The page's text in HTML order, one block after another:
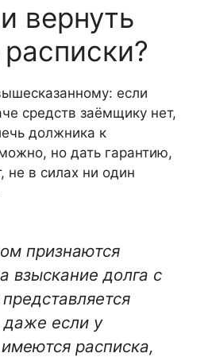
вернуть
если
средств заёмщику нет,
должника к
но дать гарантию,
не в силах ни один
признаются
взыскание долга с
если у
расписка,